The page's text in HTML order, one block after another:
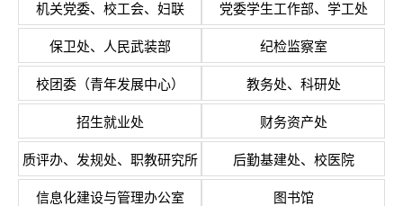
机关党委、校工会、妇联 党委学生工作部、学工处
保卫处、人民武装部 纪检监察室
校团委（青年发展中心） 教务处、科研处
招生就业处 财务资产处
质评办、发规处、职教研究所 后勤基建处、校医院
信息化建设与管理办公室 图书馆